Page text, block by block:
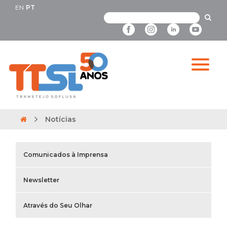
EN PT
Notícias
Comunicados à Imprensa
Newsletter
Através do Seu Olhar